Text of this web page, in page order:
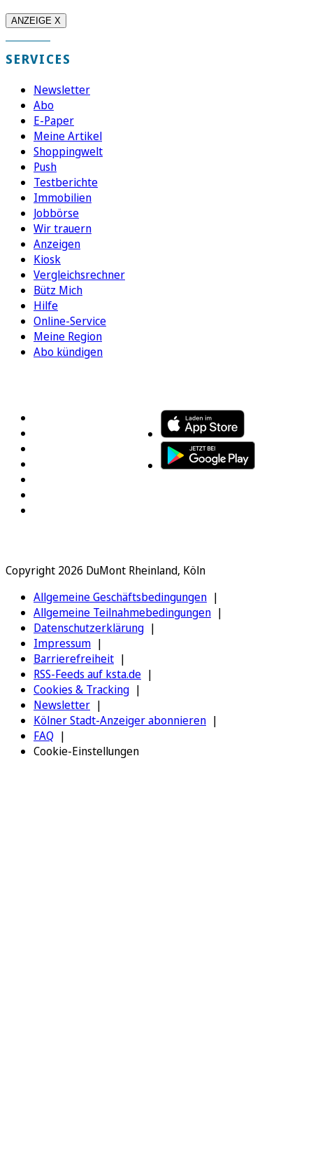
ANZEIGE X
SERVICES
Newsletter
Abo
E-Paper
Meine Artikel
Shoppingwelt
Push
Testberichte
Immobilien
Jobbörse
Wir trauern
Anzeigen
Kiosk
Vergleichsrechner
Bütz Mich
Hilfe
Online-Service
Meine Region
Abo kündigen
Copyright 2026 DuMont Rheinland, Köln
Allgemeine Geschäftsbedingungen
Allgemeine Teilnahmebedingungen
Datenschutzerklärung
Impressum
Barrierefreiheit
RSS-Feeds auf ksta.de
Cookies & Tracking
Newsletter
Kölner Stadt-Anzeiger abonnieren
FAQ
Cookie-Einstellungen